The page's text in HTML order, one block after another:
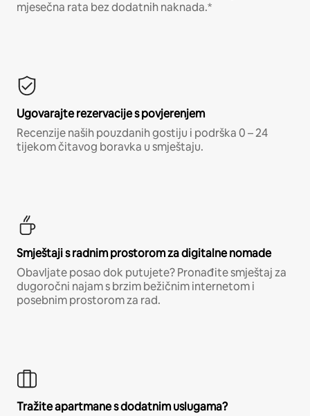
mjesečna rata bez dodatnih naknada.*
Ugovarajte rezervacije s povjerenjem
Recenzije naših pouzdanih gostiju i podrška 0 – 24
tijekom čitavog boravka u smještaju.
Smještaji s radnim prostorom za digitalne nomade
Obavljate posao dok putujete? Pronađite smještaj za
dugoročni najam s brzim bežičnim internetom i
posebnim prostorom za rad.
Tražite apartmane s dodatnim uslugama?